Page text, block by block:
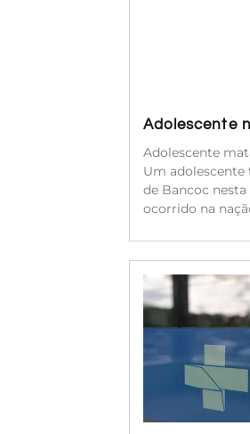
Adolescente
Adolescente
Um
de Bancoc
ocorrido na